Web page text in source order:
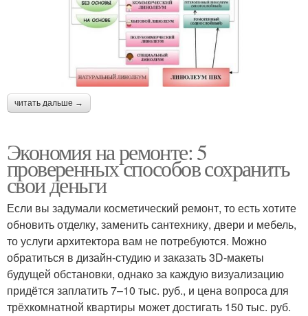
читать дальше →
Экономия на ремонте: 5
проверенных способов сохранить
свои деньги
Если вы задумали косметический ремонт, то есть хотите
обновить отделку, заменить сантехнику, двери и мебель,
то услуги архитектора вам не потребуются. Можно
обратиться в дизайн-студию и заказать 3D-макеты
будущей обстановки, однако за каждую визуализацию
придётся заплатить 7–10 тыс. руб., и цена вопроса для
трёхкомнатной квартиры может достигать 150 тыс. руб.